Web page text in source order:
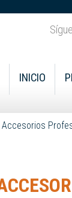
INICIO
Accesorios